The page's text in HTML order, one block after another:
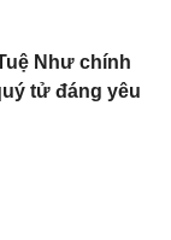
Như chính
tử đáng yêu